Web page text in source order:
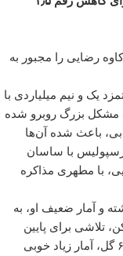
رضایی را مجبور به
یک و نیم میلیاردی با
مشکل بزرگ روبرو شده
باعث شده آن‌ها
با ساسان
با مطهری مذاکره
و آمار ضعیف او، به
تلاشی برای پایین
آوردن قیمت رضایی باشد. رضایی فصل پیش با ۶ گل، آمار زیاد خوبی